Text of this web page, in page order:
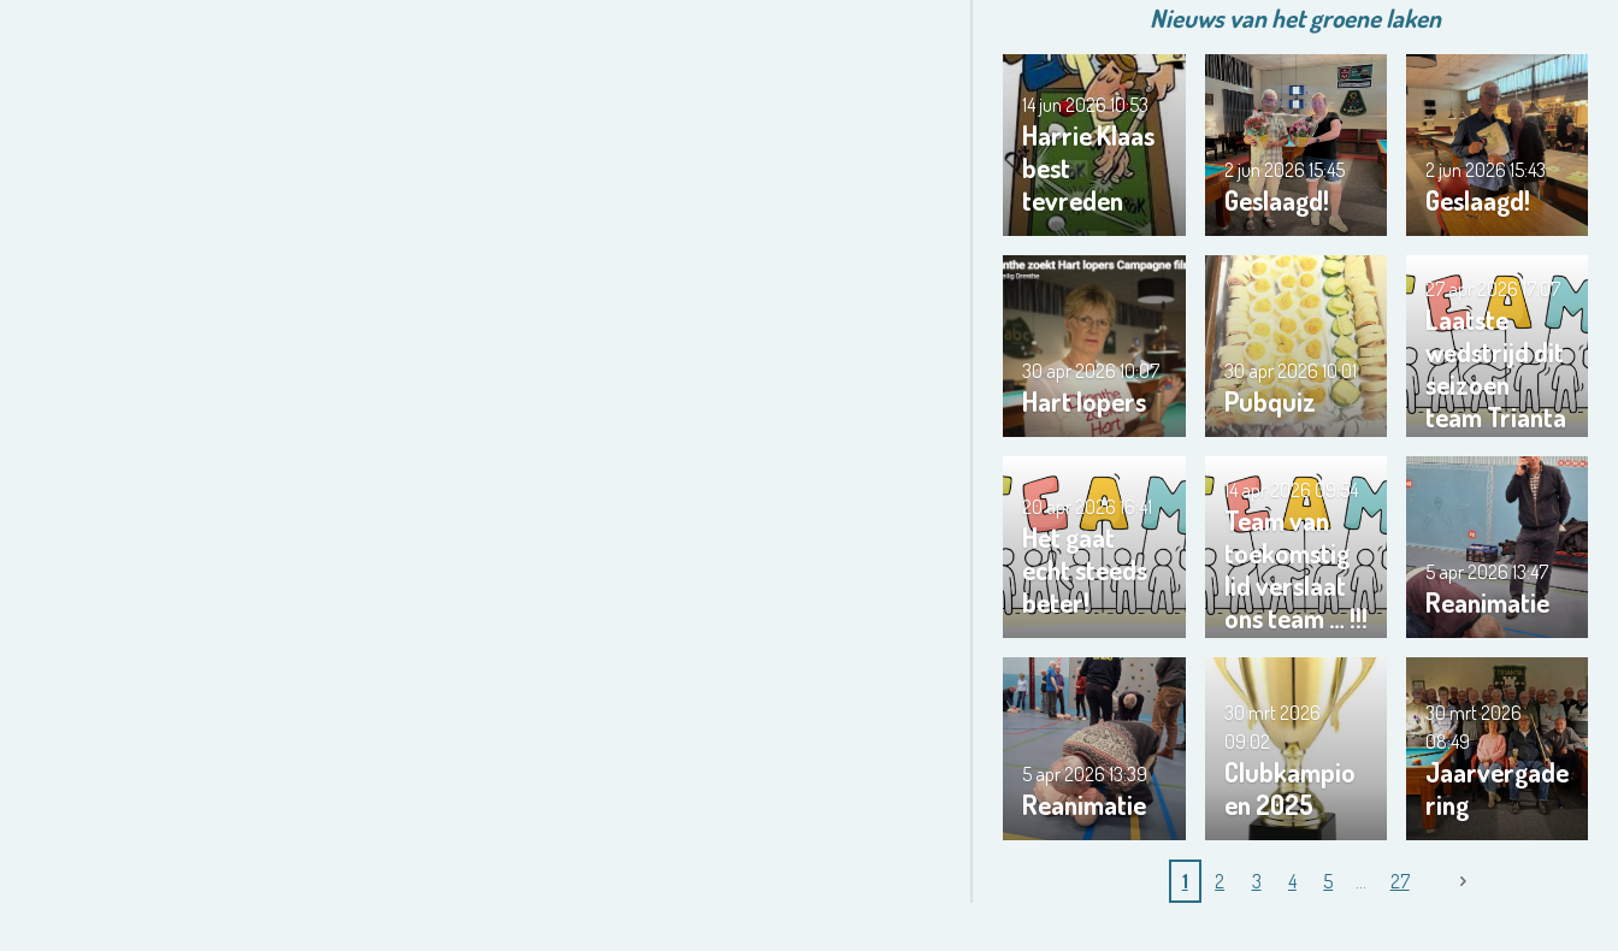
Nieuws van hetgroenelaken
Harrie Klaas
best
tevreden
14 jun 202610:53
Geslaagd!
2 jun 202615:45
Geslaagd!
2 jun 202615:43
Hart lopers
30 apr 202610:07
Pubquiz
30 apr 202610:01
Laatste
wedstrijd dit
seizoen
team Trianta
01
27 apr 202617:07
Het gaat
echt steeds
beter!
20 apr 2026 16:41
Team van
toekomstig
lid verslaat
ons team … !!!
14 apr 2026 09:54
Reanimatie
5 apr 202613:47
Reanimatie
5 apr 202613:39
Clubkampio
en 2025
30 mrt 2026
09:02
Jaarvergade
ring
30 mrt 2026
08:49
1 2 3 4 5 27